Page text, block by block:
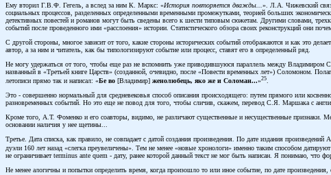
Ему вторил Г.В.Ф. Гегель, а вслед за ним К. Маркс: «История повторяется дважды... ». Л.А. Чижевский
социальных процессов, разделенных определенными временными промежутками, теорией больших
детективных повестей и романов могут быть сведены всего к шести типовым сюжетам. Другими словами,
событий после проведенного ими «расслоения» истории. Статистического обзора своих реконструкций они
С другой стороны, многое зависит от того, какие стороны исторических событий отображаются и как это
автор, а за ним и читатель, как бы типологизируют событие или процесс, ставят его в определенный ряд.
Не могу удержаться от того, чтобы еще раз не вспомнить уже приводившуюся параллель между
названный в «Третьей книге Царств» (созданной, очевидно, после «Повести временных лет») Соломоном.
летописи прямо так и написал: «Бе во [Владимир] женолюбець, яко же и Соломан...»25
Это - совершенно нормальный для средневековья способ описания происходящего: путем прямого или
разновременных событий. Но это еще не повод для того, чтобы сличив, скажем, перевод С.Я. Маршака с
Кроме того, А.Т. Фоменко и его соавторы, видимо, не различают существенные и несущественные признаки.
основании наличия у нее щетины...
Третье. Дата списка, как правило, не совпадает с датой создания произведения. По дате издания
дуэли 160 лет назад «слегка преувеличены». Тем не менее «новые хронологи» именно таким способом
не ограничивает terminus ante quem - дату, ранее которой данный текст не мог быть написан. Я понимаю, что
Не менее алогичны и попытки определить время, когда произошло то или иное событие, по дате